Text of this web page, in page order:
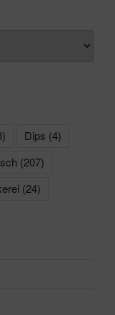
Dips (4)
(207)
(24)